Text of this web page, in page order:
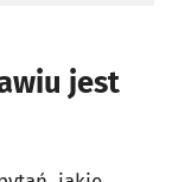
jest